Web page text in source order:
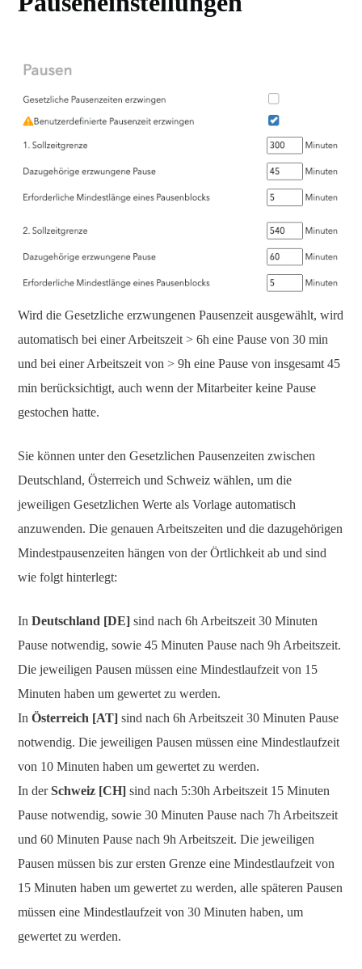
Wird die Gesetzliche erzwungenen Pausenzeit ausgewählt, wird
automatisch bei einer Arbeitszeit > 6h eine Pause von 30 min
und bei einer Arbeitszeit von > 9h eine Pause von insgesamt 45
min berücksichtigt, auch wenn der Mitarbeiter keine Pause
gestochen hatte.
Sie können unter den Gesetzlichen Pausenzeiten zwischen
Deutschland, Österreich und Schweiz wählen, um die
jeweiligen Gesetzlichen Werte als Vorlage automatisch
anzuwenden. Die genauen Arbeitszeiten und die dazugehörigen
Mindestpausenzeiten hängen von der Örtlichkeit ab und sind
wie folgt hinterlegt:
In Deutschland [DE] sind nach 6h Arbeitszeit 30 Minuten
Pause notwendig, sowie 45 Minuten Pause nach 9h Arbeitszeit.
Die jeweiligen Pausen müssen eine Mindestlaufzeit von 15
Minuten haben um gewertet zu werden.
In Österreich [AT] sind nach 6h Arbeitszeit 30 Minuten Pause
notwendig. Die jeweiligen Pausen müssen eine Mindestlaufzeit
von 10 Minuten haben um gewertet zu werden.
In derSchweiz [CH] sind nach 5:30h Arbeitszeit 15 Minuten
Pause notwendig, sowie 30 Minuten Pause nach 7h Arbeitszeit
und 60 Minuten Pause nach 9h Arbeitszeit. Die jeweiligen
Pausen müssen bis zur ersten Grenze eine Mindestlaufzeit von
15 Minuten haben um gewertet zu werden, alle späteren Pausen
müssen eine Mindestlaufzeit von 30 Minuten haben, um
gewertet zu werden.